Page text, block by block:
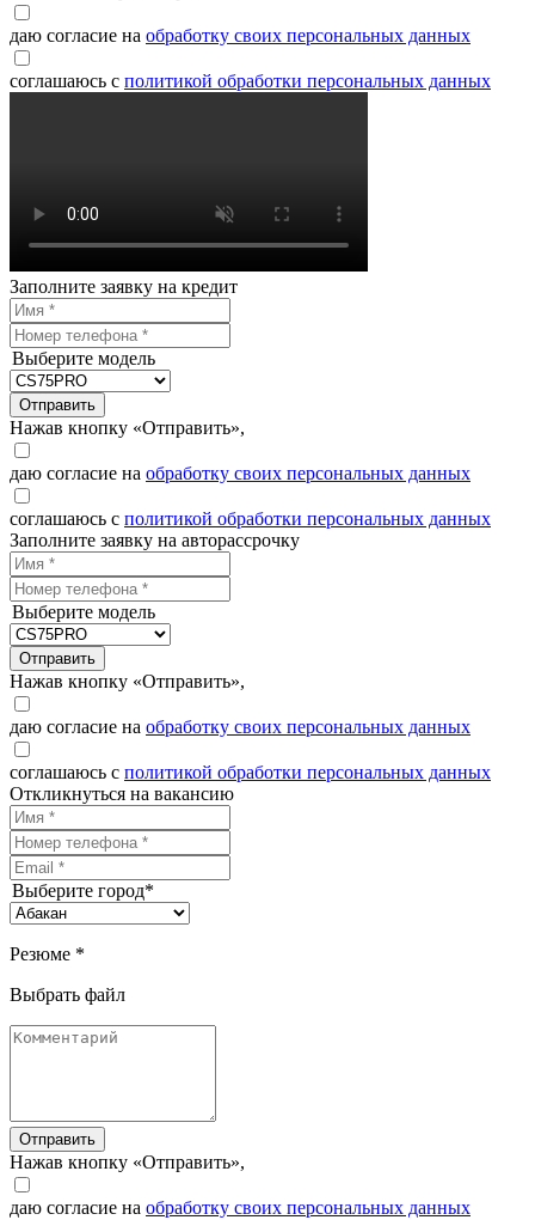
даю согласие на обработку своих персональных данных
соглашаюсь с политикой обработки персональных данных
Заполните заявку на кредит
Выберите модель
Отправить
Нажав кнопку «Отправить»,
даю согласие на обработку своих персональных данных
соглашаюсь с политикой обработки персональных данных
Заполните заявку на авторассрочку
Выберите модель
Отправить
Нажав кнопку «Отправить»,
даю согласие на обработку своих персональных данных
соглашаюсь с политикой обработки персональных данных
Откликнуться на вакансию
Выберите город*
Резюме *
Выбрать файл
Отправить
Нажав кнопку «Отправить»,
даю согласие на обработку своих персональных данных